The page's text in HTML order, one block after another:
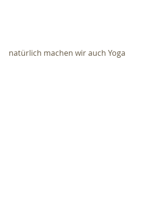
natürlich machen wir auch Yoga